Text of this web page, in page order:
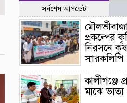
সর্বশেষ আপডেট
প্রকল্পের
নিরসনে
স্মারকলিপি
কালীগঞ্জে
মাঝে